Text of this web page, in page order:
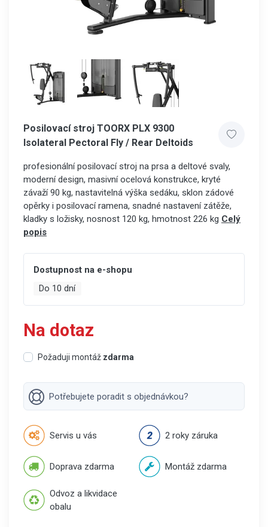
Posilovací stroj TOORX PLX 9300
Isolateral Pectoral Fly / Rear Deltoids
profesionální posilovací stroj na prsa a deltové svaly,
moderní design, masivní ocelová konstrukce, kryté
závaží 90 kg, nastavitelná výška sedáku, sklon zádové
opěrky i posilovací ramena, snadné nastavení zátěže,
kladky s ložisky, nosnost 120 kg, hmotnost 226 kg Celý
popis
Dostupnost na e-shopu
Do 10 dní
Na dotaz
Požaduji montáž zdarma
Potřebujete poradit s objednávkou?
Servis u vás 2 roky záruka
Doprava zdarma Montáž zdarma
Odvoz a likvidace
obalu